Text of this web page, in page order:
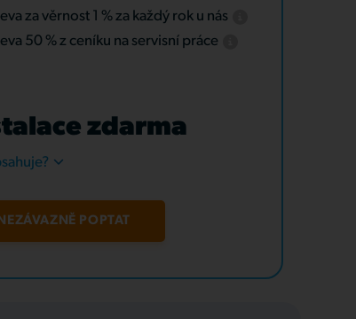
za věrnost 1 % za každý rok u nás
50 % z ceníku na servisní práce
zdarma
POPTAT